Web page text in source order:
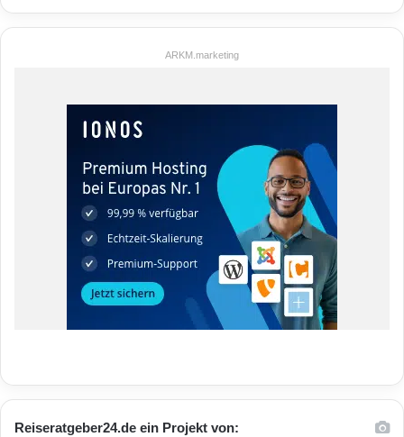
ARKM.marketing
Reiseratgeber24.de ein Projekt von: